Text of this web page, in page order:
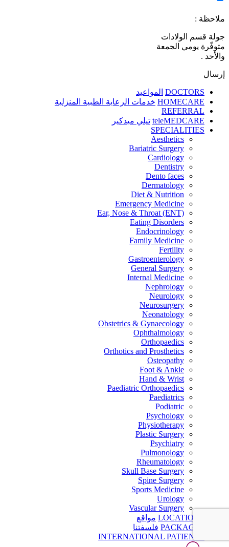
ملاحظة :
جولة قسم الولادات
متوفّرة يومي الجمعة
والأحد .
إرسال
DOCTORS المواعيد
HOMECARE خدمات الرعاية الطبية المنزلية
REFERRAL
teleMEDCARE تيلي ميدكير
SPECIALITIES
Aesthetics
Bariatric Surgery
Cardiology
Dentistry
Dento faces
Dermatology
Diet & Nutrition
Emergency Medicine
Ear, Nose & Throat (ENT)
Eating Disorders
Endocrinology
Family Medicine
Fertility
Gastroenterology
General Surgery
Internal Medicine
Nephrology
Neurology
Neurosurgery
Neonatology
Obstetrics & Gynaecology
Ophthalmology
Orthopaedics
Orthotics and Prosthetics
Osteopathy
Foot & Ankle
Hand & Wrist
Paediatric Orthopaedics
Paediatrics
Podiatric
Psychology
Physiotherapy
Plastic Surgery
Psychiatry
Pulmonology
Rheumatology
Skull Base Surgery
Spine Surgery
Sports Medicine
Urology
Vascular Surgery
LOCATIONS مواقع
PACKAGES فلسفتنا
INTERNATIONAL PATIENTS